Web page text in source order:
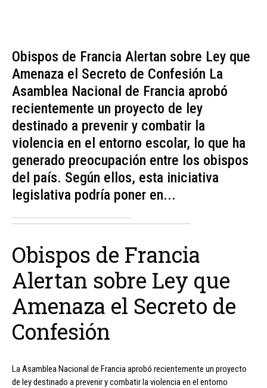
Obispos de Francia Alertan sobre Ley que
Amenaza el Secreto de Confesión La
Asamblea Nacional de Francia aprobó
recientemente un proyecto de ley
destinado a prevenir y combatir la
violencia en el entorno escolar, lo que ha
generado preocupación entre los obispos
del país. Según ellos, esta iniciativa
legislativa podría poner en...
Obispos de Francia
Alertan sobre Ley que
Amenaza el Secreto de
Confesión
La Asamblea Nacional de Francia aprobó recientemente un proyecto
de ley destinado a prevenir y combatir la violencia en el entorno